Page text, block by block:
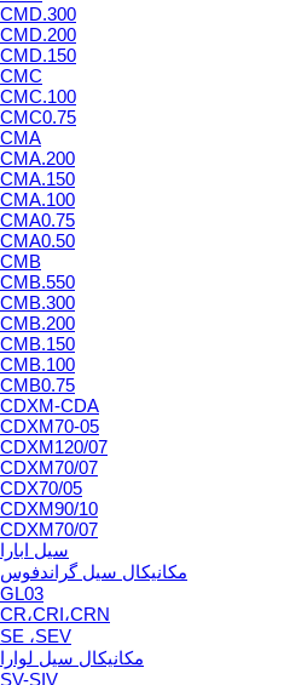
CMD.300
CMD.200
CMD.150
CMC
CMC.100
CMC0.75
CMA
CMA.200
CMA.150
CMA.100
CMA0.75
CMA0.50
CMB
CMB.550
CMB.300
CMB.200
CMB.150
CMB.100
CMB0.75
CDXM-CDA
CDXM70-05
CDXM120/07
CDXM70/07
CDX70/05
CDXM90/10
CDXM70/07
سیل ابارا
مکانیکال سیل گراندفوس
GL03
CR،CRI،CRN
SE ،SEV
مکانیکال سیل لوارا
SV-SIV